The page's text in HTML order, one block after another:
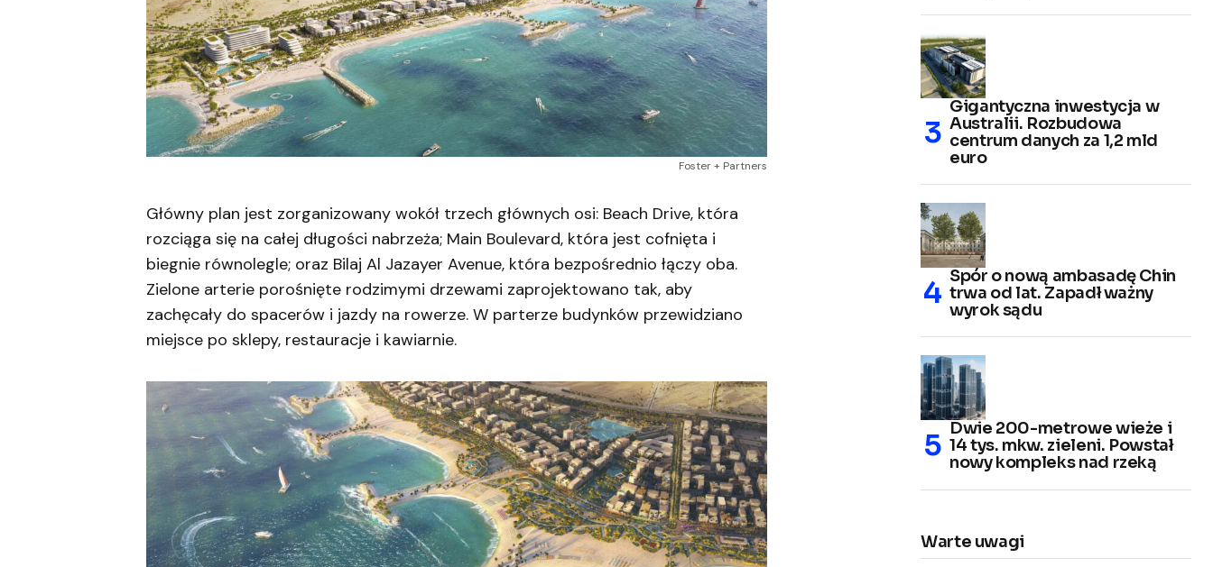
Foster + Partners
Główny plan jest zorganizowany wokół trzech głównych osi: Beach Drive, która
rozciąga się na całej długości nabrzeża; Main Boulevard, która jest cofnięta i
biegnie równolegle; oraz Bilaj Al Jazayer Avenue, która bezpośrednio łączy oba.
Zielone arterie porośnięte rodzimymi drzewami zaprojektowano tak, aby
zachęcały do spacerów i jazdy na rowerze. W parterze budynków przewidziano
miejsce po sklepy, restauracje i kawiarnie.
Gigantyczna inwestycja w
Australii. Rozbudowa
centrum danych za 1,2 mld
euro
Spór o nową ambasadę Chin
trwa od lat. Zapadł ważny
wyrok sądu
Dwie 200-metrowe wieże i
14 tys. mkw. zieleni. Powstał
nowy kompleks nad rzeką
Warte uwagi